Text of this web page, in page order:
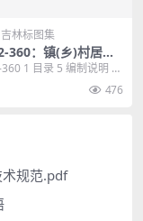
吉林标图集
360：镇(乡)村居住
构造1 目录 5 编制说明 7
房屋平面节点选...
476
规范.pdf